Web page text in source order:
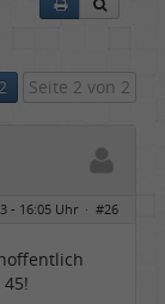
Seite 2 von 2
- 16:05 Uhr · #26